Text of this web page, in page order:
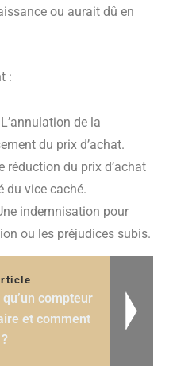
ou aurait dû en
:
de la
du prix d’achat.
réduction du prix d’achat
du vice caché.
indemnisation pour
ou les préjudices subis.
qu’un compteur
et comment